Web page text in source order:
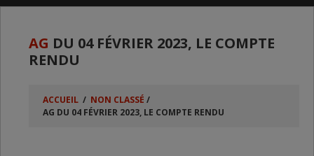
AG DU 04 FÉVRIER 2023, LE COMPTE
RENDU
ACCUEIL / NON CLASSÉ /
AG DU 04 FÉVRIER 2023, LE COMPTE RENDU